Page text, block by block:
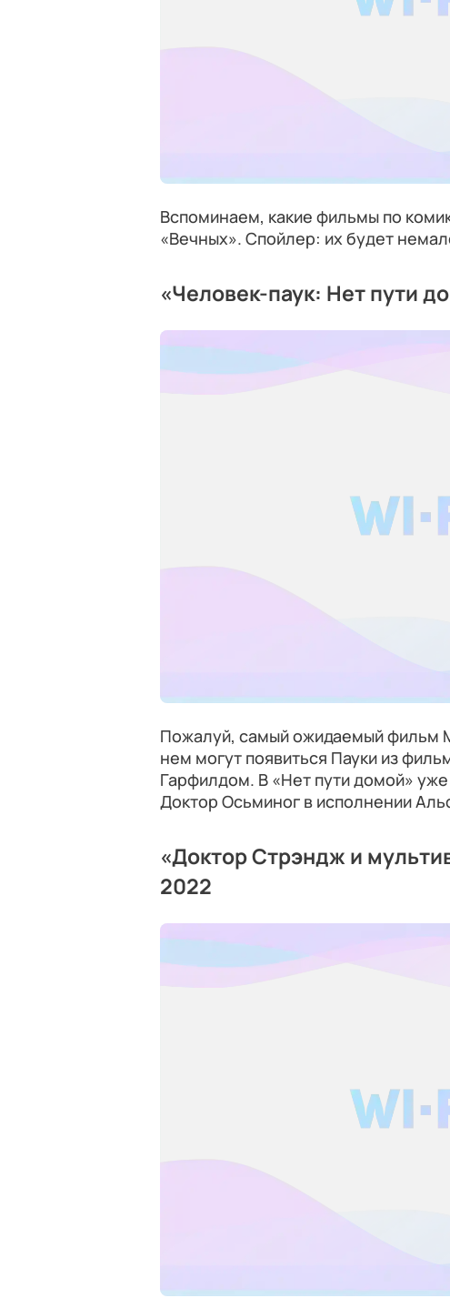
Вспоминаем, какие фильмы по
«Вечных». Спойлер: их будет
«Человек-паук: Нет пути
Пожалуй, самый ожидаемый фильм
нем могут появиться Пауки из
Гарфилдом. В «Нет пути домой»
Доктор Осьминог в исполнении
«Доктор Стрэндж и
2022